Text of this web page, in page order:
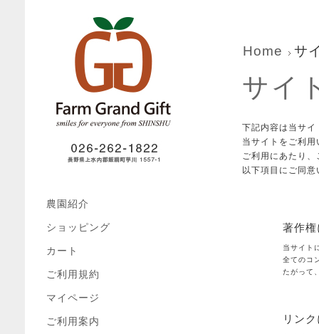
農園紹介
ショッピング
カート
ご利用規約
マイページ
ご利用案内
Home サ
サイ
下記内容は当サ
当サイトをご利
ご利用にあたり
以下項目にご同
著作
当サイト
全てのコ
たがって
リン